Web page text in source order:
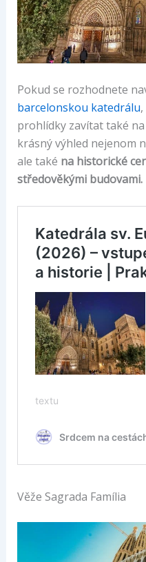
Pokud se rozhodnete
barcelonskou katedrálu
prohlídky zavítat také
krásný výhled nejenom
ale také na historické
středověkými budovami.
Věže Sagrada Família